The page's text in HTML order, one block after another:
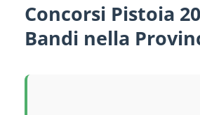
Concorsi Pistoia
Bandi nella